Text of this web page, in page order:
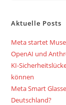
Aktuelle Posts
Meta startet
OpenAI und
KI-
können
Meta Smart
Deutschland?